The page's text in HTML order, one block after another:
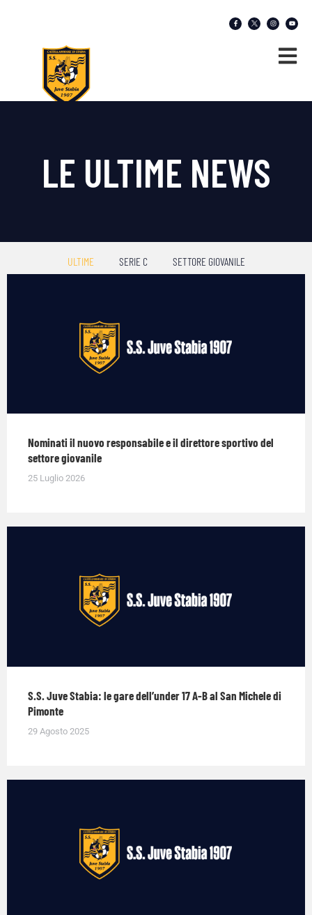
LE ULTIME NEWS
ULTIME SERIE C SETTORE GIOVANILE
Nominati il nuovo responsabile e il direttore sportivo del
settore giovanile
25 Luglio 2026
S.S. Juve Stabia: le gare dell’under 17 A-B al San Michele di
Pimonte
29 Agosto 2025